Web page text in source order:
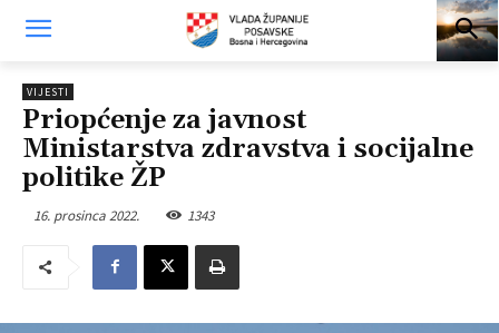
VIJESTI
Priopćenje za javnost
Ministarstva zdravstva i socijalne
politike ŽP
16. prosinca 2022. 1343